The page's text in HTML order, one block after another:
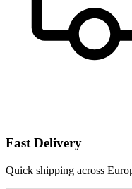
Fast Delivery
Quick shipping across